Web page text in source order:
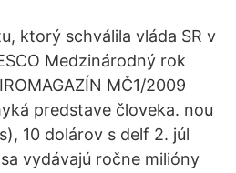
ktorý schválila vláda SR v
Medzinárodný rok
MČ1/2009
predstave človeka. nou
10 dolárov s delf 2. júl
vydávajú ročne milióny